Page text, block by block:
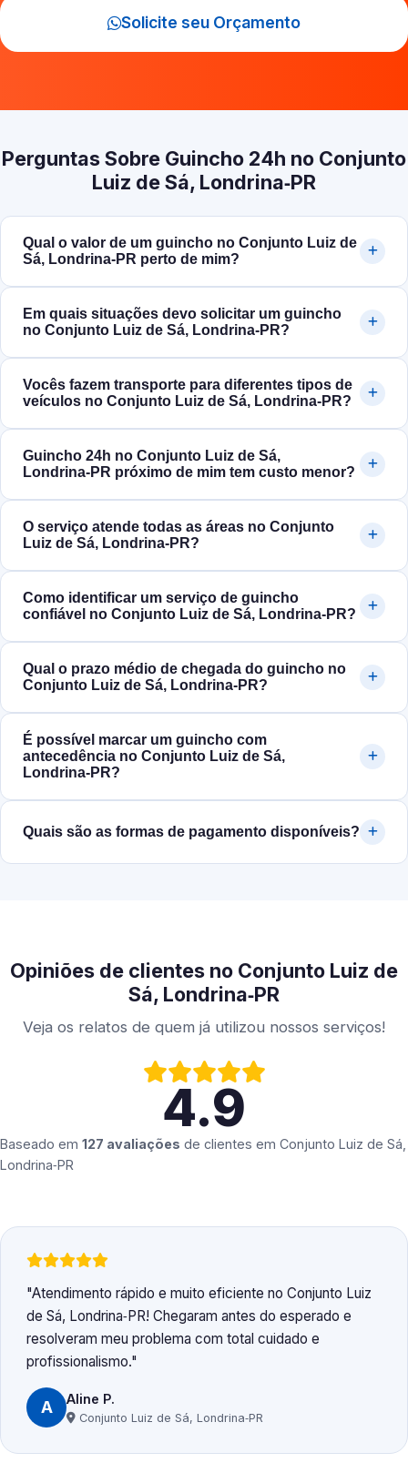
Solicite seu Orçamento
Perguntas Sobre Guincho 24h no Conjunto
Luiz de Sá, Londrina‑PR
Qual o valor de um guincho no Conjunto Luiz de
Sá, Londrina‑PR perto de mim?
Em quais situações devo solicitar um guincho
no Conjunto Luiz de Sá, Londrina‑PR?
Vocês fazem transporte para diferentes tipos de
veículos no Conjunto Luiz de Sá, Londrina‑PR?
Guincho 24h no Conjunto Luiz de Sá,
Londrina‑PR próximo de mim tem custo menor?
O serviço atende todas as áreas no Conjunto
Luiz de Sá, Londrina‑PR?
Como identificar um serviço de guincho
confiável no Conjunto Luiz de Sá, Londrina‑PR?
Qual o prazo médio de chegada do guincho no
Conjunto Luiz de Sá, Londrina‑PR?
É possível marcar um guincho com
antecedência no Conjunto Luiz de Sá,
Londrina‑PR?
Quais são as formas de pagamento disponíveis?
Opiniões de clientes no Conjunto Luiz de
Sá, Londrina‑PR
Veja os relatos de quem já utilizou nossos serviços!
4.9
Baseado em 127 avaliações de clientes em Conjunto Luiz de Sá,
Londrina‑PR
Atendimento rápido e muito eficiente no Conjunto Luiz
de Sá, Londrina‑PR! Chegaram antes do esperado e
resolveram meu problema com total cuidado e
profissionalismo.
A Aline P.
Conjunto Luiz de Sá, Londrina‑PR